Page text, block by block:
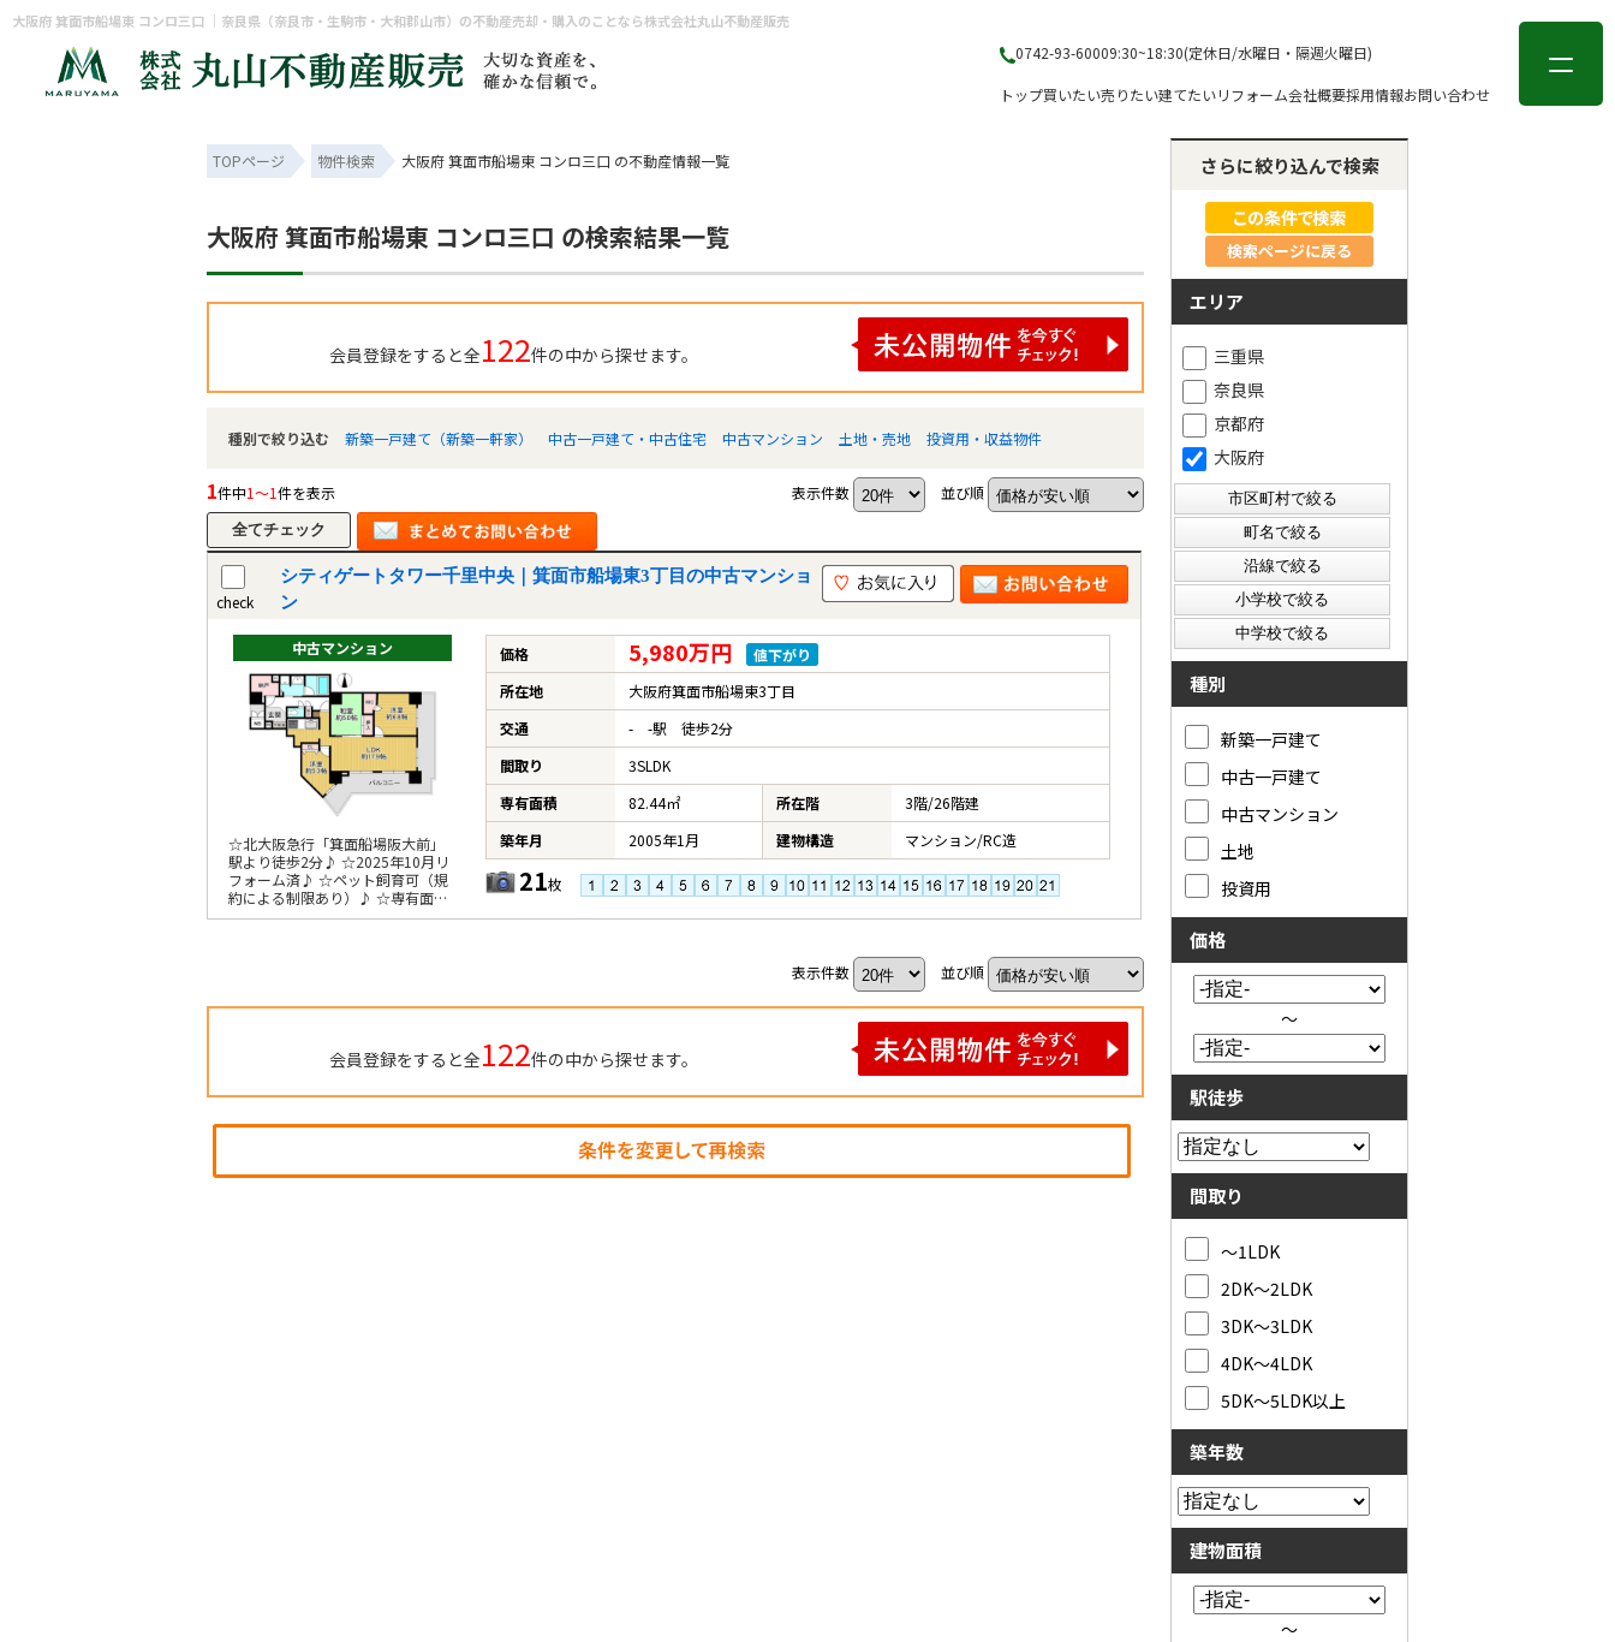
大阪府 箕面市船場東 コンロ三口 ｜奈良県（奈良市・生駒市・大和郡山市）の不動産売却・購入のことなら株式会社丸山不動産販売
0742-93-60009:30~18:30(定休日/水曜日・隔週火曜日)
トップ買いたい売りたい建てたいリフォーム会社概要採用情報お問い合わせ
会員登録 ログイン
TOPページ 物件検索 大阪府 箕面市船場東 コンロ三口 の不動産情報一覧
大阪府 箕面市船場東 コンロ三口 の検索結果一覧
会員登録をすると全122件の中から探せます。
種別で絞り込む 新築一戸建て（新築一軒家） 中古一戸建て・中古住宅 中古マンション 土地・売地 投資用・収益物件
1件中1～1件を表示 表示件数 並び順
check
シティゲートタワー千里中央｜箕面市船場東3丁目の中古マンショ
ン
中古マンション
☆北大阪急行「箕面船場阪大前」
駅より徒歩2分♪ ☆2025年10月リ
フォーム済♪ ☆ペット飼育可（規
約による制限あり）♪ ☆専有面積
82.44m2、角住戸♪
価格 5,980万円
値下がり
所在地
大阪府箕面市船場東3丁目
交通
- -駅 徒歩2分
間取り
3SLDK
専有面積
82.44㎡ 所在階
3階/26階建
築年月
2005年1月 建物構造 マンション/RC造
21枚
表示件数 並び順
会員登録をすると全122件の中から探せます。
さらに絞り込んで検索
検索ページに戻る
エリア
三重県
奈良県
京都府
大阪府
種別
新築一戸建て
中古一戸建て
中古マンション
土地
投資用
価格
～
駅徒歩
間取り
～1LDK
2DK～2LDK
3DK～3LDK
4DK～4LDK
5DK～5LDK以上
築年数
建物面積
～